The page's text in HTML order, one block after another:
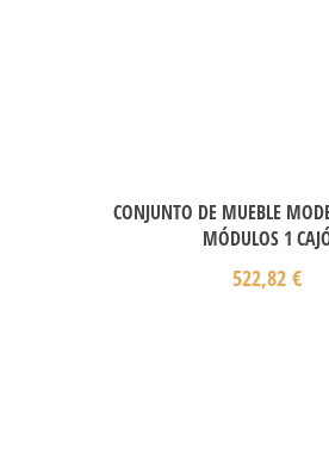
CONJUNTO DE MUEBLE
MÓDULOS 1
522,82 €